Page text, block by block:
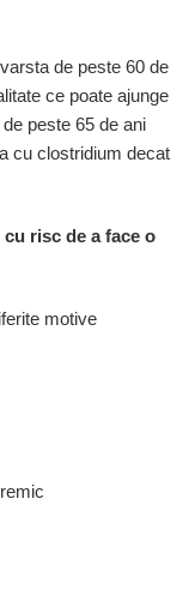
de peste 60 de
ce poate ajunge
peste 65 de ani
cu clostridium decat
cu risc de a face o
motive